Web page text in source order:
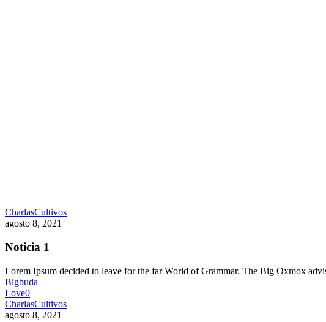
CharlasCultivos
agosto 8, 2021
Noticia 1
Lorem Ipsum decided to leave for the far World of Grammar. The Big Oxmox
Bigbuda
Love0
CharlasCultivos
agosto 8, 2021